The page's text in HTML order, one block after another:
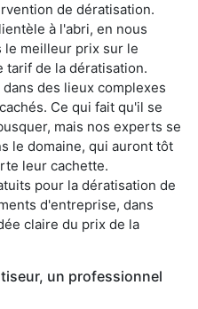
de dératisation.
à l'abri, en nous
le meilleur prix sur le
tarif de la dératisation.
des lieux complexes
Ce qui fait qu'il se
mais nos experts se
le domaine, qui auront tôt
leur cachette.
pour la dératisation de
d'entreprise, dans
claire du prix de la
un professionnel